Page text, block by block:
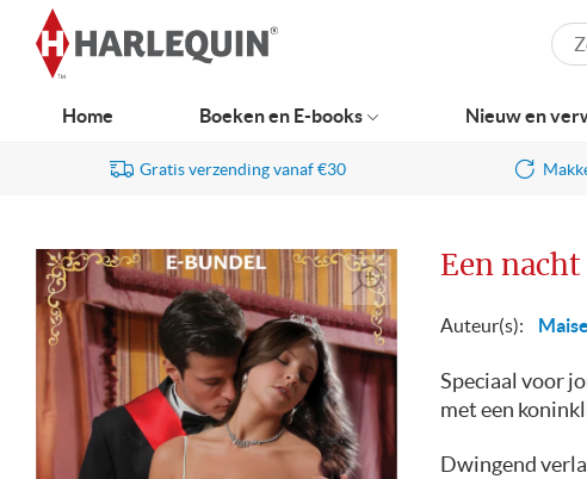
navigatie
Gratis verzending vanaf €30
Een
Auteur(s):
Speciaal voor
met een
Dwingend
Home Boeken en E-books Nieuw en